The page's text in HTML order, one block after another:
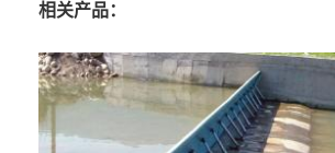
相关产品：